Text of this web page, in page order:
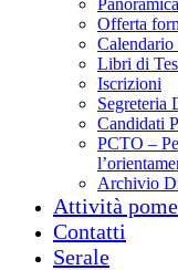
Panoramica
Offerta
Calendario
Libri di
Iscrizioni
Segreteria
Candidati
PCTO –
Archivio
Attività
Contatti
Serale